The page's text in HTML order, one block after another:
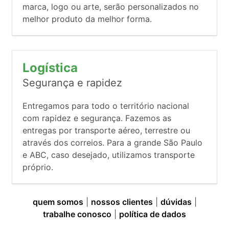
marca, logo ou arte, serão personalizados no
melhor produto da melhor forma.
Logística
Segurança e rapidez
Entregamos para todo o território nacional
com rapidez e segurança. Fazemos as
entregas por transporte aéreo, terrestre ou
através dos correios. Para a grande São Paulo
e ABC, caso desejado, utilizamos transporte
próprio.
quem somos nossos clientes dúvidas
trabalhe conosco
política de dados